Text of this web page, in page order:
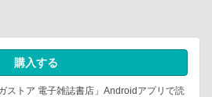
購入する
ストア 電子雑誌書店」Androidアプリで読